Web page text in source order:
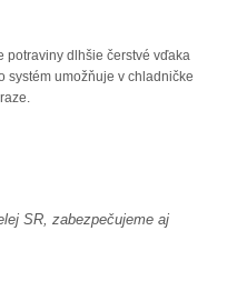
potraviny dlhšie čerstvé vďaka
systém umožňuje v chladničke
SR, zabezpečujeme aj